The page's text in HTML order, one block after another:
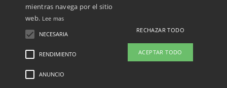
Menciones Legales-
mientras navega por el sitio
web. Lee mas
NECESARIA
RENDIMIENTO
ANUNCIO
RECHAZAR TODO
ACEPTAR TODO
Sí, ¡quiero pagar menos!
No gracias, quiero pagar más